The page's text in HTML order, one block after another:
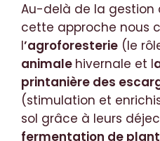
Au-delà de la gestion
cette approche nous
l’agroforesterie (le
animale hivernale et l
printanière des
(stimulation et
sol grâce à leurs
fermentation de